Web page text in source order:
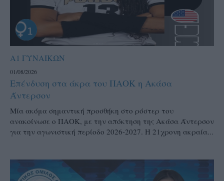
Α1 ΓΥΝΑΙΚΩΝ
01/08/2026
Επένδυση στα άκρα του ΠΑΟΚ η Ακάσα
Άντερσον
Μία ακόμα σημαντική προσθήκη στο ρόστερ του
ανακοίνωσε ο ΠΑΟΚ, με την απόκτηση της Ακάσα Άντερσον
για την αγωνιστική περίοδο 2026-2027. Η 21χρονη ακραία...